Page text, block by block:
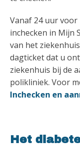
Vanaf 24 uur
inchecken in Mijn
van het
dagticket dat u
ziekenhuis bij de
polikliniek. Voor
Inchecken en
Het